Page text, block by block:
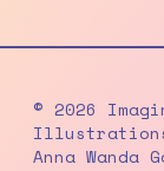
© 2026
Anna Wanda